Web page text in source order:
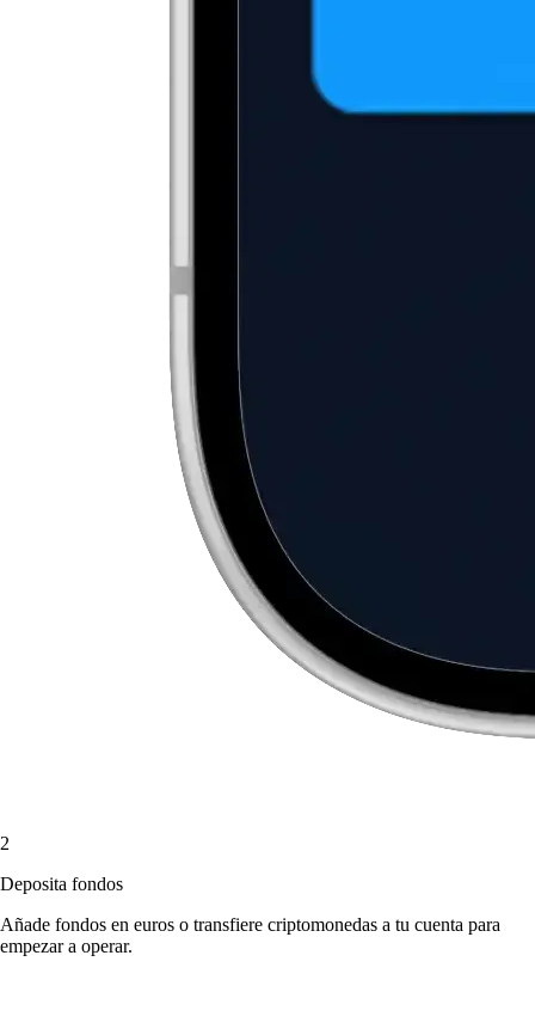
2
Deposita fondos
Añade fondos en euros o transfiere criptomonedas a tu cuenta para
empezar a operar.